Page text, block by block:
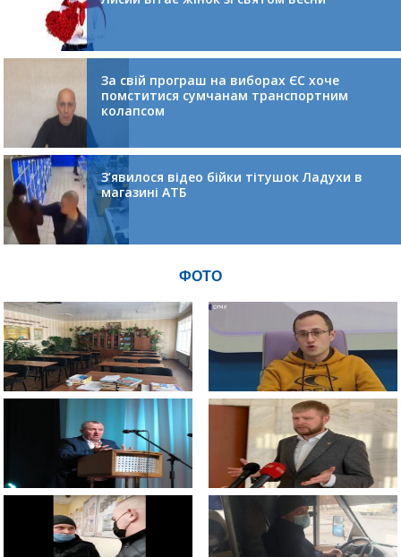
За свій програш на виборах ЄС хоче
помститися сумчанам транспортним
колапсом
З’явилося відео бійки тітушок Ладухи в
магазині АТБ
ФОТО